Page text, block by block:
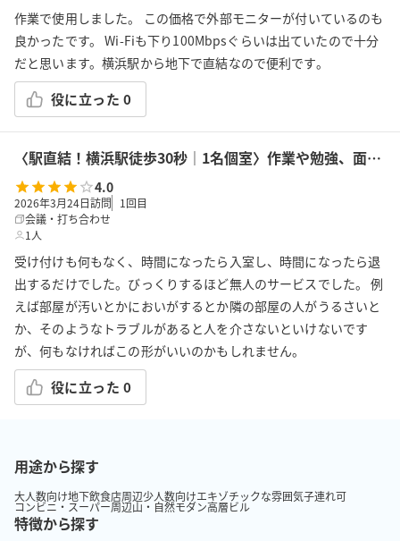
作業で使用しました。 この価格で外部モニターが付いているのも
良かったです。 Wi-Fiも下り100Mbpsぐらいは出ていたので十分
だと思います。横浜駅から地下で直結なので便利です。
役に立った 0
〈駅直結！横浜駅徒歩30秒｜1名個室〉作業や勉強、面接、ゲーム、オンラインMTGに最適な『防音室01』
4.0
2026年3月24日訪問 1 回目
会議・打ち合わせ
1人
受け付けも何もなく、時間になったら入室し、時間になったら退
出するだけでした。びっくりするほど無人のサービスでした。 例
えば部屋が汚いとかにおいがするとか隣の部屋の人がうるさいと
か、そのようなトラブルがあると人を介さないといけないです
が、何もなければこの形がいいのかもしれません。
役に立った 0
用途から探す
大人数向け地下飲食店周辺少人数向けエキゾチックな雰囲気子連れ可
コンビニ・スーパー周辺山・自然モダン高層ビル
特徴から探す